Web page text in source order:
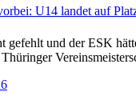
U14 landet auf
gefehlt und der ESK